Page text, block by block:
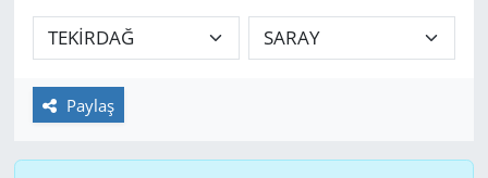
Paylaş
GÜNDEM
HABERDE İNSAN